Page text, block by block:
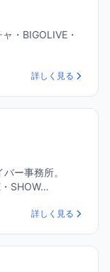
・BIGOLIVE・
詳しく見る
ー事務所。
SHOW…
詳しく見る